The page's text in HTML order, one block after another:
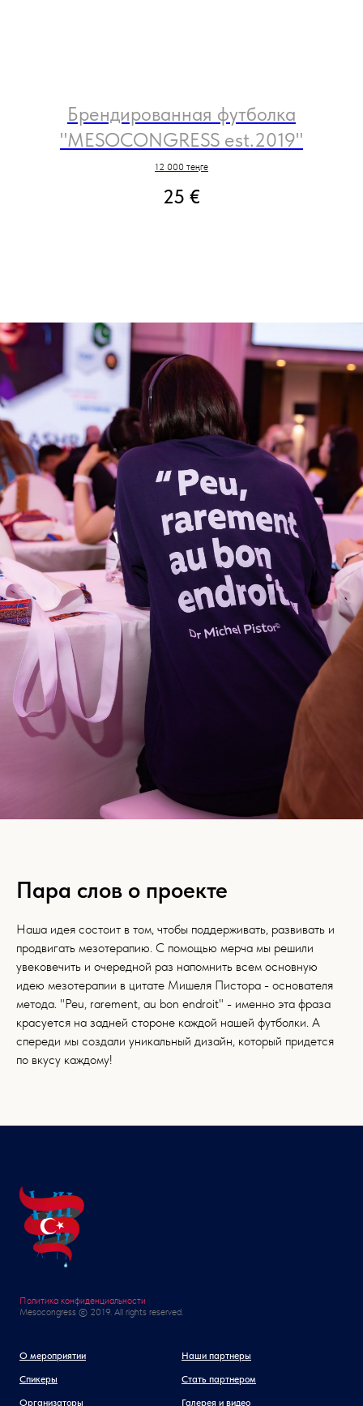
Брендированная футболка
"MESOCONGRESS est.2019"
12 000 теңге
25 €
Пара слов о проекте
Наша идея состоит в том, чтобы поддерживать, развивать и
продвигать мезотерапию. С помощью мерча мы решили
увековечить и очередной раз напомнить всем основную
идею мезотерапии в цитате Мишеля Пистора - основателя
метода. "Peu, rarement, au bon endroit" - именно эта фраза
красуется на задней стороне каждой нашей футболки. А
спереди мы создали уникальный дизайн, который придется
по вкусу каждому!
Политика конфиденциальности
Mesocongress © 2019. All rights reserved.
О мероприятии
Спикеры
Организаторы
Наши партнеры
Стать партнером
Галерея и видео